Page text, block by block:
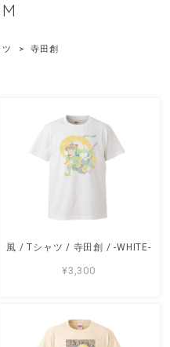
寺田創
風 / Tシャツ / 寺田創 / -WHITE-
¥3,300